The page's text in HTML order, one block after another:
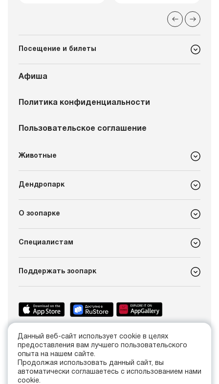
Данный веб-сайт использует cookie в целях
предоставления вам лучшего пользовательского
опыта на нашем сайте.
Продолжая использовать данный сайт, вы
автоматически соглашаетесь с использованием нами
cookie.
Посещение и билеты
Афиша
Политика конфиденциальности
Пользовательское соглашение
Животные
Дендропарк
О зоопарке
Специалистам
Поддержать зоопарк
+7 (4012) 21-89-14
info@kldzoo.ru
Россия, г. Калининград, проспект Мира, 26